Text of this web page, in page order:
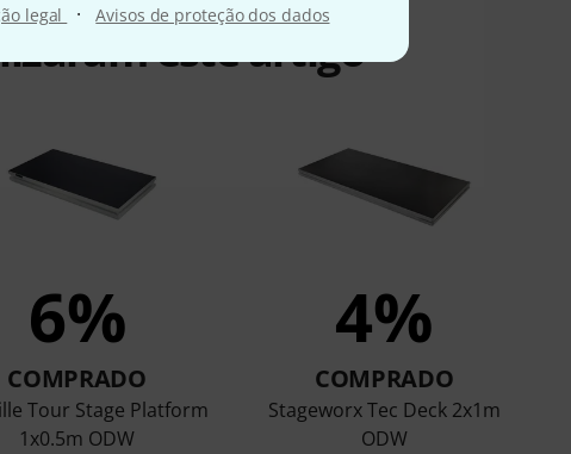
legal · Avisos de proteção dos dados
este artigo
6%
COMPRADO
Tour Stage Platform
1x0.5m ODW
4%
COMPRADO
Stageworx Tec Deck 2x1m
ODW